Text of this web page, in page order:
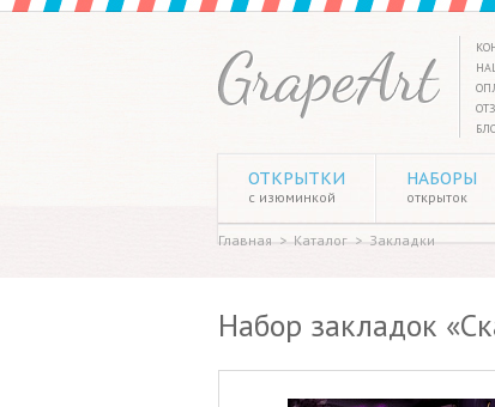
ОТКРЫТКИ
с изюминкой
НАБОРЫ
открыток
Главная > Каталог > Закладки
Набор закладок